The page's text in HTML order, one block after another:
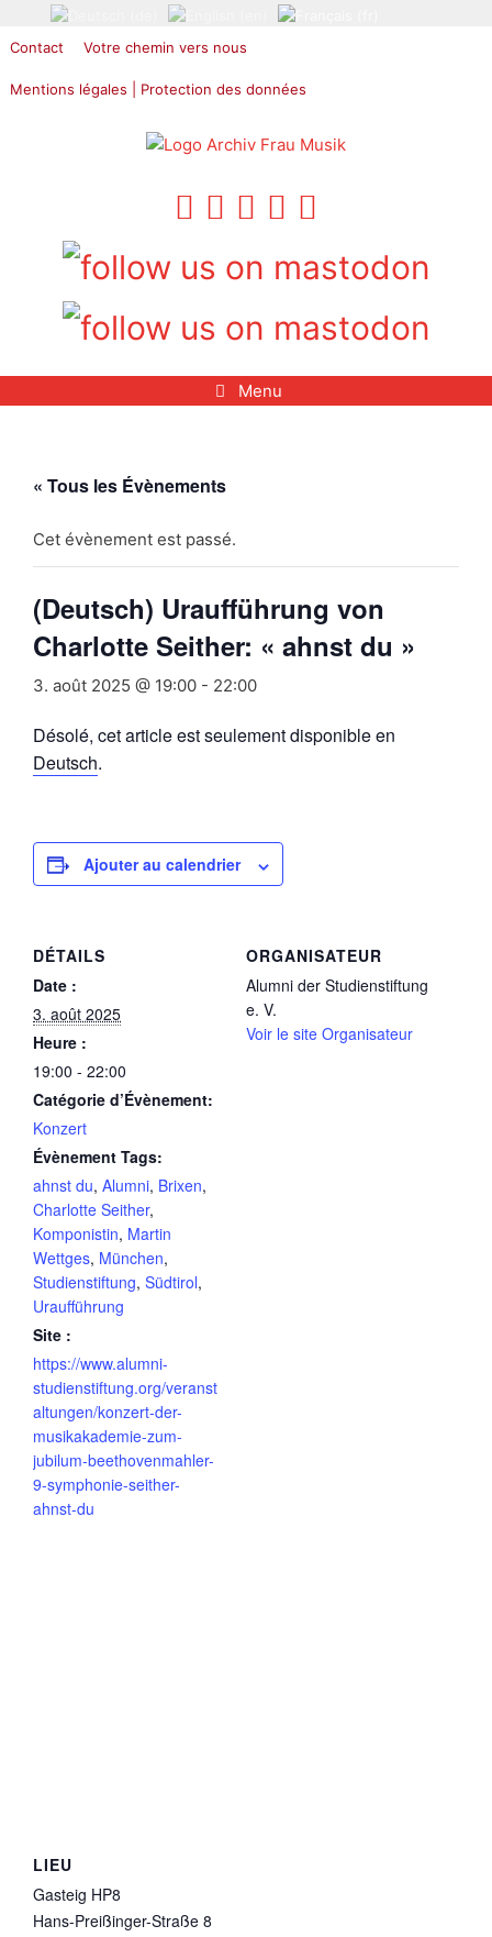
auContact Votre chemin vers nous
Mentions légales | Protection des données
Menu
« Tous les Évènements
Cet évènement est passé.
(Deutsch) Uraufführung von
Charlotte Seither: « ahnst du »
3. août 2025 @ 19:00 - 22:00
Désolé, cet article est seulement disponible en
Deutsch.
Ajouter au calendrier
DÉTAILS
Date :
3. août 2025
Heure :
19:00 - 22:00
Catégorie d’Évènement:
Konzert
Évènement Tags:
ahnst du, Alumni, Brixen,
Charlotte Seither,
Komponistin, Martin
Wettges, München,
Studienstiftung, Südtirol,
Uraufführung
Site :
https://www.alumni-
studienstiftung.org/veranst
altungen/konzert-der-
musikakademie-zum-
jubilum-beethovenmahler-
9-symphonie-seither-
ahnst-du
ORGANISATEUR
Alumni der Studienstiftung
e. V.
Voir le site Organisateur
LIEU
Gasteig HP8
Hans-Preißinger-Straße 8